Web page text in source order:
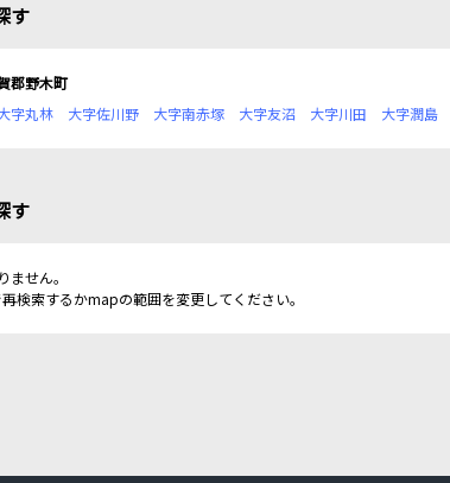
す
郡野木町
字丸林 大字佐川野 大字南赤塚 大字友沼 大字川田 大字潤島
す
ません。
検索するかmapの範囲を変更してください。